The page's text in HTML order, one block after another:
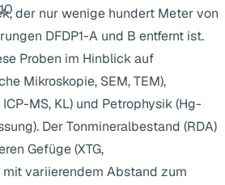
der nur wenige hundert Meter von
DFDP1-A und B entfernt ist.
Proben im Hinblick auf
Mikroskopie, SEM, TEM),
ICP-MS, KL) und Petrophysik (Hg-
Der Tonmineralbestand (RDA)
Gefüge (XTG,
variierendem Abstand zum